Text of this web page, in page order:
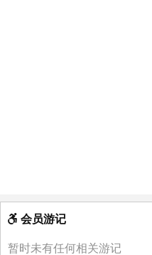
会员游记
暂时未有任何相关游记